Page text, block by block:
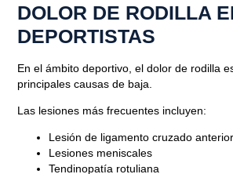
DOLOR DE RODILLA
DEPORTISTAS
En el ámbito deportivo, el dolor de rodilla
principales causas de baja.
Las lesiones más frecuentes incluyen:
Lesión de ligamento cruzado anterior
Lesiones meniscales
Tendinopatía rotuliana